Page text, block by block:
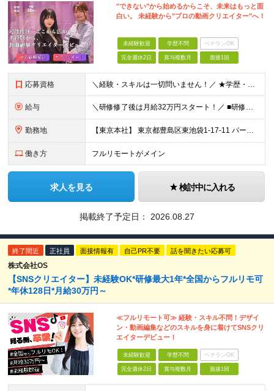
"できない"から始めるからこそ、未来はもっと面
白い。 未経験から"プロの動画クリエイター"へ！
未経験歓迎 学歴不問 ベテランOK
完全週休2日 賞与複数月 面接1回
応募資格 ＼経験・スキルは一切問いません！／ ★学歴・職歴不問 ★未経験・第二新卒歓迎！ ★正社員デビューも応援します！
給与 ＼研修修了後は月給32万円スタート！／ ■研修修了後 月給32万円＋賞与＋インセンティブ賞与 ※残業代は別途支給 ▽研修期間（6カ月）▽ 【経験者】 （営業・接客・マーケティングなどの経験をお持
勤務地 【東京本社】 東京都豊島区東池袋1-17-11 パークハイツ池袋
働き方 フルリモートがメイン
求人を見る 検討中に入れる
掲載終了予定日： 2026.08.27
終了間近 正社員 面接情報有 自己PR不要 話を聞きたい応募可
株式会社OS
【SNSクリエイター】未経験OK*研修最大1年*全国からフルリモ可
*年休128日*月給30万円～
≪フルリモート可≫ 経験・スキル不問！デザイ
ン・動画編集などのスキルを身に着けてSNSクリ
エイターデビュー！
未経験歓迎 学歴不問 ベテランOK
完全週休2日 賞与複数月 面接1回